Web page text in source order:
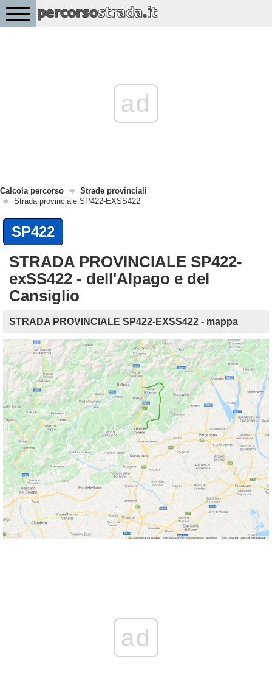
ad
Calcola percorso
Strade provinciali
Strada provinciale SP422-EXSS422
SP422
STRADA PROVINCIALE SP422-
exSS422 - dell'Alpago e del
Cansiglio
STRADA PROVINCIALE SP422-EXSS422 - mappa
ad